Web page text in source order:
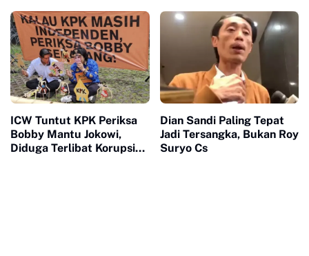
ICW Tuntut KPK Periksa
Bobby Mantu Jokowi,
Diduga Terlibat Korupsi
Dian Sandi Paling Tepat
Jadi Tersangka, Bukan Roy
Suryo Cs